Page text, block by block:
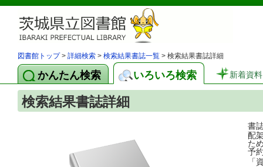
図書館トップ> 詳細検索 > 検索結果書誌一覧 > 検索結果書誌詳細
かんたん検索 いろいろ検索 新着資料
検索結果書誌詳細
書
配
た
予
「